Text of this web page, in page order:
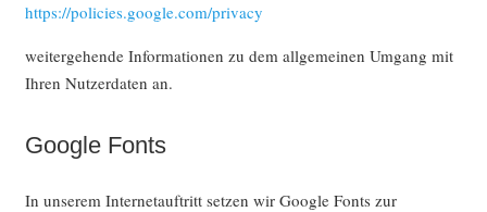
https://policies.google.com/privacy
weitergehende Informationen zu dem allgemeinen Umgang mit
Ihren Nutzerdaten an.
Google Fonts
In unserem Internetauftritt setzen wir Google Fonts zur